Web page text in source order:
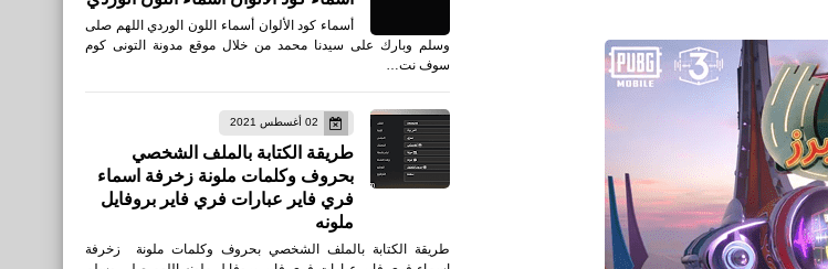
أسماء كود الألوان أسماء اللون الوردي اللهم صلى
وسلم وبارك على سيدنا محمد من خلال موقع مدونة التونى كوم
سوف نت…
02 أغسطس 2021
طريقة الكتابة بالملف الشخصي
بحروف وكلمات ملونة زخرفة اسماء
فري فاير عبارات فري فاير بروفايل
ملونه
طريقة الكتابة بالملف الشخصي بحروف وكلمات ملونة زخرفة